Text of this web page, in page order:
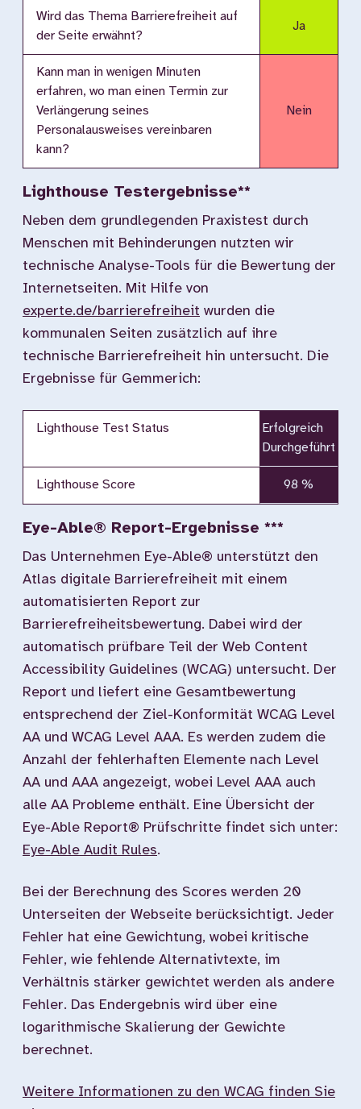
Wird das Thema Barrierefreiheit auf
der Seite erwähnt?
Ja
Kann man in wenigen Minuten
erfahren, wo man einen Termin zur
Verlängerung seines
Personalausweises vereinbaren
kann?
Nein
Lighthouse Testergebnisse**
Neben dem grundlegenden Praxistest durch
Menschen mit Behinderungen nutzten wir
technische Analyse-Tools für die Bewertung der
Internetseiten. Mit Hilfe von
experte.de/barrierefreiheit wurden die
kommunalen Seiten zusätzlich auf ihre
technische Barrierefreiheit hin untersucht. Die
Ergebnisse für Gemmerich:
Lighthouse Test Status
Erfolgreich
Durchgeführt
Lighthouse Score 98 %
Eye-Able® Report-Ergebnisse ***
Das Unternehmen Eye-Able® unterstützt den
Atlas digitale Barrierefreiheit mit einem
automatisierten Report zur
Barrierefreiheitsbewertung. Dabei wird der
automatisch prüfbare Teil der Web Content
Accessibility Guidelines (WCAG) untersucht. Der
Report und liefert eine Gesamtbewertung
entsprechend der Ziel-Konformität WCAG Level
AA und WCAG Level AAA. Es werden zudem die
Anzahl der fehlerhaften Elemente nach Level
AA und AAA angezeigt, wobei Level AAA auch
alle AA Probleme enthält. Eine Übersicht der
Eye-Able Report® Prüfschritte findet sich unter:
Eye-Able Audit Rules.
Bei der Berechnung des Scores werden 20
Unterseiten der Webseite berücksichtigt. Jeder
Fehler hat eine Gewichtung, wobei kritische
Fehler, wie fehlende Alternativtexte, im
Verhältnis stärker gewichtet werden als andere
Fehler. Das Endergebnis wird über eine
logarithmische Skalierung der Gewichte
berechnet.
Weitere Informationen zu den WCAG finden Sie